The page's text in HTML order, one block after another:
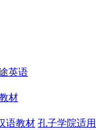
英语
材
语教材 孔子学院适